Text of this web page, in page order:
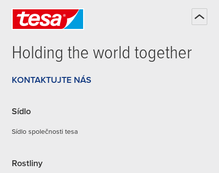
Holding the world together
KONTAKTUJTE NÁS
Sídlo
Sídlo společnosti tesa
Rostliny